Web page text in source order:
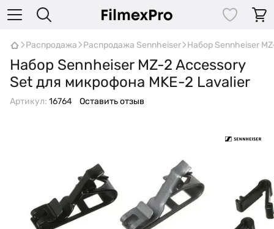
Распродажа Распродажа Sennheiser Набор Sennheiser
Набор Sennheiser MZ-2 Accessory
Set для микрофона MKE-2 Lavalier
Артикул: 16764 Оставить отзыв